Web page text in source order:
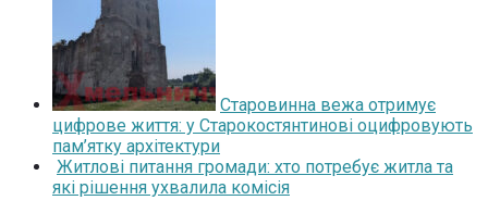
Старовинна вежа отримує
цифрове життя: у Старокостянтинові оцифровують
пам’ятку архітектури
Житлові питання громади: хто потребує житла та
які рішення ухвалила комісія